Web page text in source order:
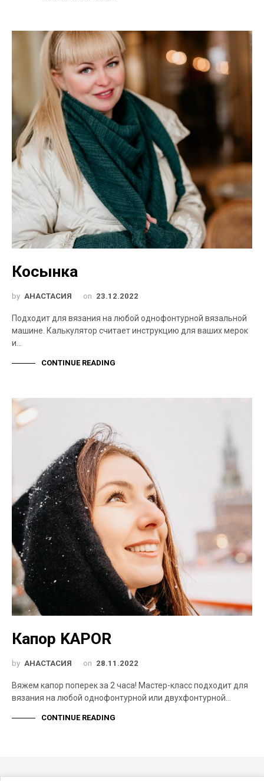
Косынка
by АНАСТАСИЯ on 23.12.2022
Подходит для вязания на любой однофонтурной вязальной
машине. Калькулятор считает инструкцию для ваших мерок
и…
CONTINUE READING
Капор KAPOR
by АНАСТАСИЯ on 28.11.2022
Вяжем капор поперек за 2 часа! Мастер-класс подходит для
вязания на любой однофонтурной или двухфонтурной…
CONTINUE READING